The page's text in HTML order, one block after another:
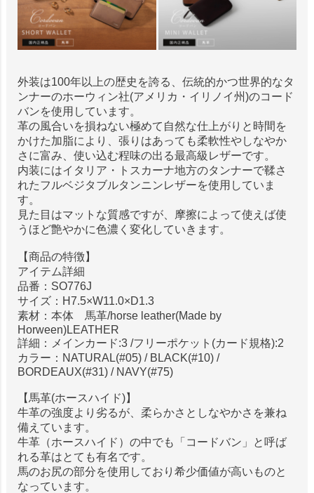
外装は100年以上の歴史を誇る、伝統的かつ世界的なタ
ンナーのホーウィン社(アメリカ・イリノイ州)のコード
バンを使用しています。
革の風合いを損ねない極めて自然な仕上がりと時間を
かけた加脂により、張りはあっても柔軟性やしなやか
さに富み、使い込む程味の出る最高級レザーです。
内装にはイタリア・トスカーナ地方のタンナーで鞣さ
れたフルベジタブルタンニンレザーを使用していま
す。
見た目はマットな質感ですが、摩擦によって使えば使
うほど艶やかに色濃く変化していきます。
【商品の特徴】
アイテム詳細
品番：SO776J
サイズ：H7.5×W11.0×D1.3
素材：本体 馬革/horse leather(Made by
Horween)LEATHER
詳細：メインカード:3 /フリーポケット(カード規格):2
カラー：NATURAL(#05) / BLACK(#10) /
BORDEAUX(#31) / NAVY(#75)
【馬革(ホースハイド)】
牛革の強度より劣るが、柔らかさとしなやかさを兼ね
備えています。
牛革（ホースハイド）の中でも「コードバン」と呼ば
れる革はとても有名です。
馬のお尻の部分を使用しており希少価値が高いものと
なっています。